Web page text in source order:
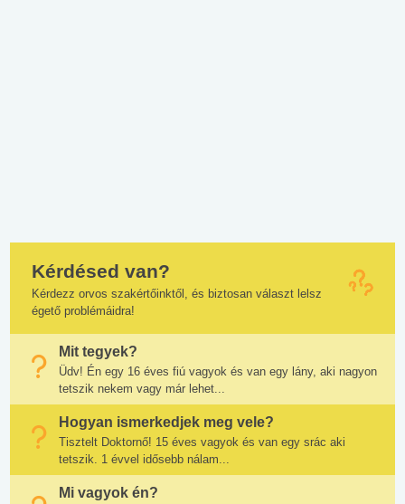
Kérdésed van?
Kérdezz orvos szakértőinktől, és biztosan választ lelsz
égető problémáidra!
Mit tegyek?
Üdv! Én egy 16 éves fiú vagyok és van egy lány, aki nagyon
tetszik nekem vagy már lehet...
Hogyan ismerkedjek meg vele?
Tisztelt Doktornő! 15 éves vagyok és van egy srác aki
tetszik. 1 évvel idősebb nálam...
Mi vagyok én?